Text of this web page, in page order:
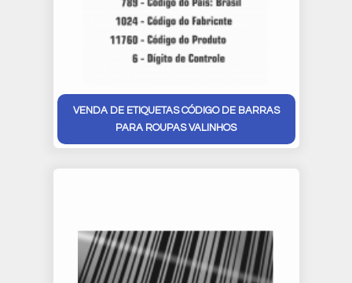
VENDA DE ETIQUETAS CÓDIGO DE BARRAS
PARA ROUPAS VALINHOS